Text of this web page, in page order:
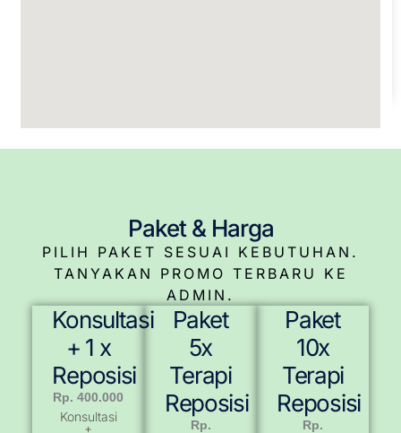
Paket & Harga
PILIH PAKET SESUAI KEBUTUHAN.
TANYAKAN PROMO TERBARU KE
ADMIN.
Konsultasi
+ 1 x
Reposisi
Rp. 400.000
Konsultasi
+
Paket
5x
Terapi
Reposisi
Rp.
Paket
10x
Terapi
Reposisi
Rp.